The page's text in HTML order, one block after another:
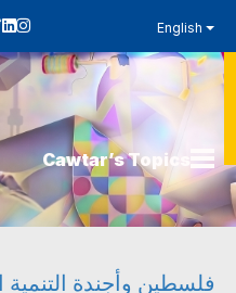
English
Cawtar’s Topics